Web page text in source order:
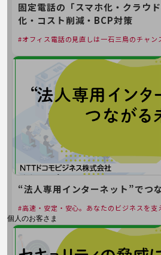
サービス別サポート情報
ご契約中サービスの一元管理
Web明細(ビリングステーション)
料金分析(ご利用料金管理サービス)
Web明細(My docomo)
個人のお客さま
NTTドコモ
OCNなど
固定電話の「スマホ化・クラウ
化・コスト削減・BCP対策
オフィス電話の見直しは一石三鳥のチャン
“法人専用インターネット”でつ
高速・安定・安心。あなたのビジネスを支